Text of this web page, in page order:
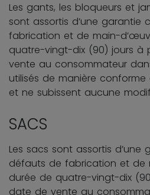
Les gants, les bloqueurs et
sont assortis d’une garantie
fabrication et de main-
quatre-vingt-dix (90) jours à
vente au consommateur
utilisés de manière
et ne subissent aucune
SACS
Les sacs sont assortis d’une
défauts de fabrication et de
durée de quatre-vingt-dix
date de vente au